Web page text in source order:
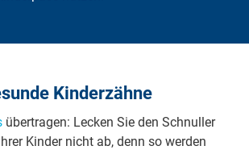
Kinderzähne
über­tra­gen: Le­cken Sie den Schnul­ler
Kin­der nicht ab, denn so wer­den